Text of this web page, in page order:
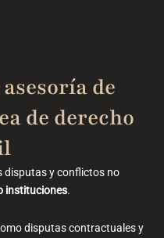
de
de derecho
disputas y conflictos no
instituciones.
disputas contractuales y